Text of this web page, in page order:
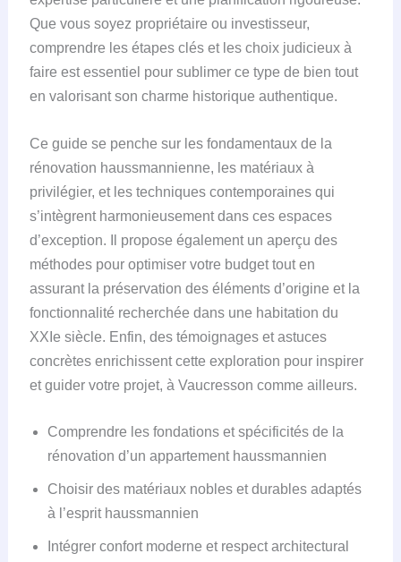
Que vous soyez propriétaire ou investisseur,
comprendre les étapes clés et les choix judicieux à
faire est essentiel pour sublimer ce type de bien tout
en valorisant son charme historique authentique.
Ce guide se penche sur les fondamentaux de la
rénovation haussmannienne, les matériaux à
privilégier, et les techniques contemporaines qui
s’intègrent harmonieusement dans ces espaces
d’exception. Il propose également un aperçu des
méthodes pour optimiser votre budget tout en
assurant la préservation des éléments d’origine et la
fonctionnalité recherchée dans une habitation du
XXIe siècle. Enfin, des témoignages et astuces
concrètes enrichissent cette exploration pour inspirer
et guider votre projet, à Vaucresson comme ailleurs.
Comprendre les fondations et spécificités de la
rénovation d’un appartement haussmannien
Choisir des matériaux nobles et durables adaptés
à l’esprit haussmannien
Intégrer confort moderne et respect architectural